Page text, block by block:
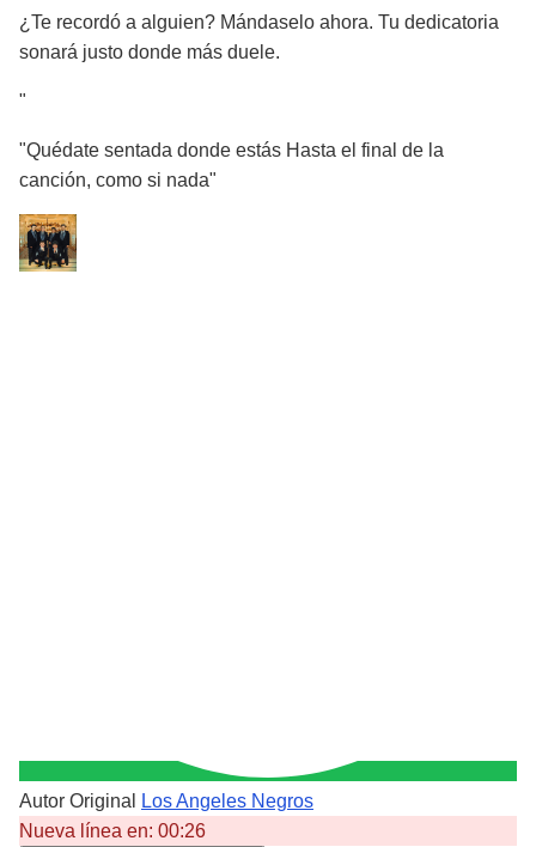
¿Te recordó a alguien? Mándaselo ahora. Tu dedicatoria
sonará justo donde más duele.
"
"Quédate sentada donde estás Hasta el final de la
canción, como si nada"
Autor Original
Los Angeles Negros
Nueva línea en: 00:26